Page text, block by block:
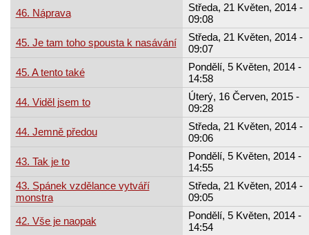
46. Náprava
Středa, 21 Květen, 2014 -
09:08
45. Je tam toho spousta k nasávání
Středa, 21 Květen, 2014 -
09:07
45. A tento také
Pondělí, 5 Květen, 2014 -
14:58
44. Viděl jsem to
Úterý, 16 Červen, 2015 -
09:28
44. Jemně předou
Středa, 21 Květen, 2014 -
09:06
43. Tak je to
Pondělí, 5 Květen, 2014 -
14:55
43. Spánek vzdělance vytváří
monstra
Středa, 21 Květen, 2014 -
09:05
42. Vše je naopak
Pondělí, 5 Květen, 2014 -
14:54